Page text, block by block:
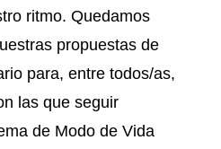
ritmo. Quedamos
propuestas de
para, entre todos/as,
las que seguir
de Modo de Vida